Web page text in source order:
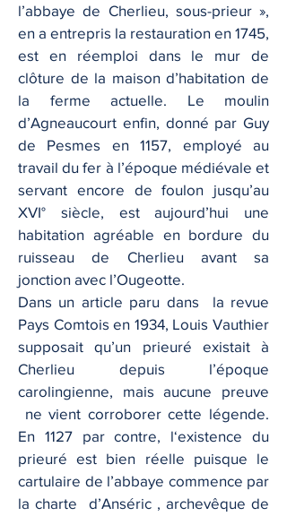
l’abbaye de Cherlieu, sous-prieur »,
en a entrepris la restauration en 1745,
est en réemploi dans le mur de
clôture de la maison d’habitation de
la ferme actuelle. Le moulin
d’Agneaucourt enfin, donné par Guy
de Pesmes en 1157, employé au
travail du fer à l’époque médiévale et
servant encore de foulon jusqu’au
XVI° siècle, est aujourd’hui une
habitation agréable en bordure du
ruisseau de Cherlieu avant sa
jonction avec l’Ougeotte.
Dans un article paru dans la revue
Pays Comtois en 1934, Louis Vauthier
supposait qu’un prieuré existait à
Cherlieu depuis l’époque
carolingienne, mais aucune preuve
ne vient corroborer cette légende.
En 1127 par contre, l‘existence du
prieuré est bien réelle puisque le
cartulaire de l’abbaye commence par
la charte d’Anséric , archevêque de